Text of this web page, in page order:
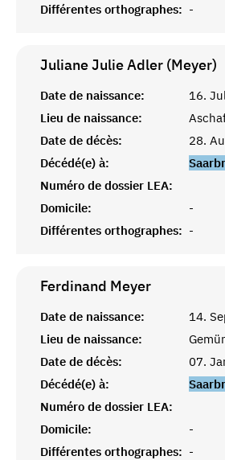
Différentes orthographes: -
Juliane Julie Adler (Meyer)
Date de naissance:
16.
Lieu de naissance:
Date de décès:
28.
Décédé(e) à:
Numéro de dossier LEA:
Domicile:
-
Différentes orthographes: -
Ferdinand Meyer
Date de naissance:
14.
Lieu de naissance:
Date de décès:
07.
Décédé(e) à:
Numéro de dossier LEA:
Domicile:
-
Différentes orthographes: -